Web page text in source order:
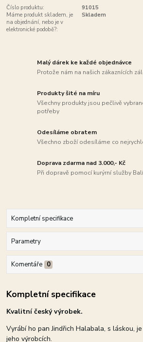
Číslo produktu:
91015
Máme produkt skladem, je
na objednání, nebo je v
elektronické podobě?:
Skladem
Malý dárek ke každé objednávce
Protože nám na našich zákaznících
Produkty šité na míru
Všechny produkty jsou pečlivě
potřeby
Odesíláme obratem
Všechno zboží odesíláme co
Doprava zdarma nad 3.000,- Kč
Při dopravě pomocí kurýrní služby
Kompletní specifikace
Parametry
Komentáře 0
Kompletní specifikace
Kvalitní český výrobek.
Vyrábí ho pan Jindřich Halabala, s láskou,
jeho výrobcích.